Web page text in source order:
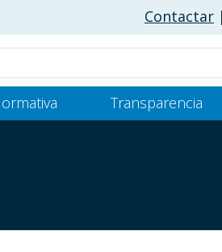
Contactar |
Transparencia